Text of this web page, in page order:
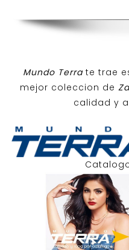
Mundo Terra te trae
mejor coleccion de
calidad y